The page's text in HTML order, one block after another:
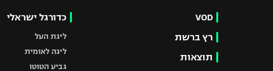
VOD
רץ ברשת
תוצאות
כדורגל ישראלי
ליגת העל
ליגה לאומית
גביע הטוטו